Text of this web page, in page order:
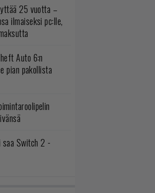
25 vuotta –
ilmaiseksi pc:lle,
Auto 6:n
pian pakollista
saa Switch 2 -